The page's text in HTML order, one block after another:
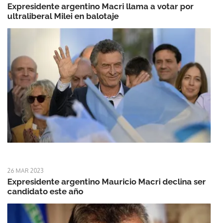
Expresidente argentino Macri llama a votar por
ultraliberal Milei en balotaje
26 MAR 2023
Expresidente argentino Mauricio Macri declina ser
candidato este año